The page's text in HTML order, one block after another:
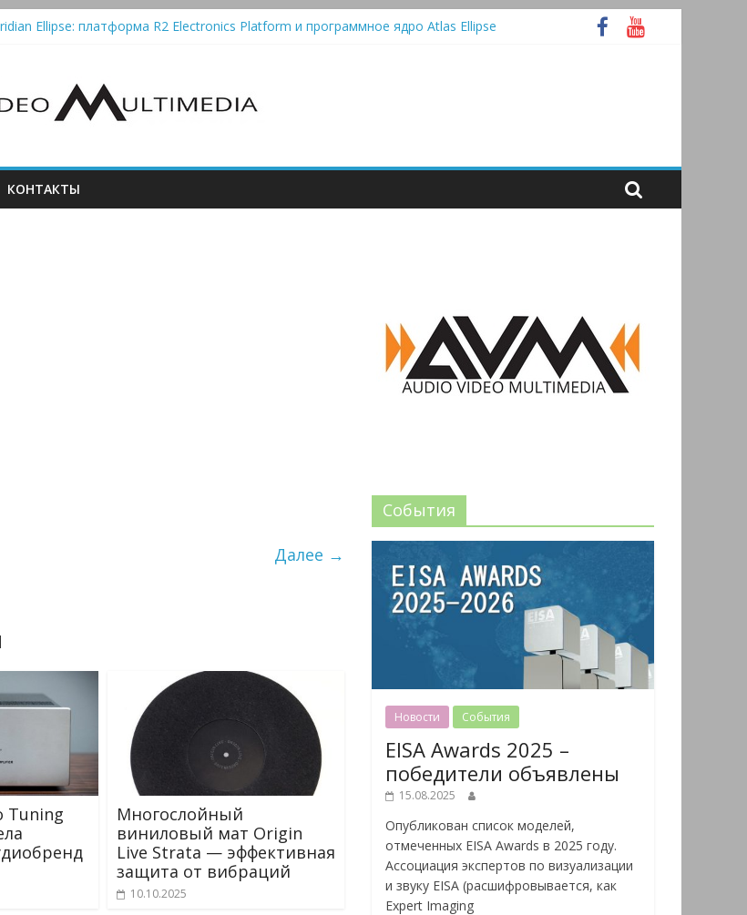
Ellipse: платформа R2 Electronics Platform и программное ядро Atlas Ellipse
виниловый автомат, дополненный Bluetooth
КОНТАКТЫ
Далее →
Tuning
Многослойный
виниловый мат Origin
Live Strata — эффективная
защита от вибраций
10.10.2025
События
Новости События
EISA Awards 2025 –
победители объявлены
15.08.2025
Опубликован список моделей,
отмеченных EISA Awards в 2025 году.
Ассоциация экспертов по визуализации
и звуку EISA (расшифровывается, как
Expert Imaging